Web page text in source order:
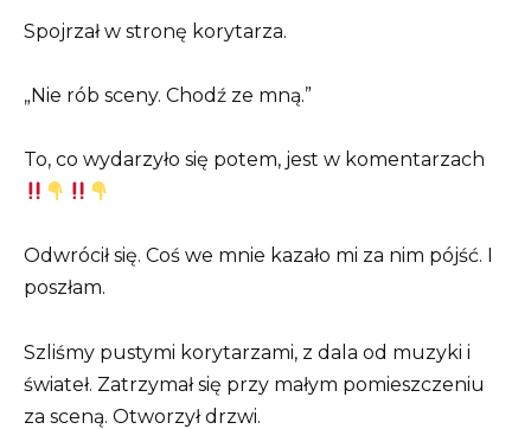
Spojrzał w stronę korytarza.
„Nie rób sceny. Chodź ze mną.”
To, co wydarzyło się potem, jest w komentarzach
Odwrócił się. Coś we mnie kazało mi za nim pójść. I
poszłam.
Szliśmy pustymi korytarzami, z dala od muzyki i
świateł. Zatrzymał się przy małym pomieszczeniu
za sceną. Otworzył drzwi.